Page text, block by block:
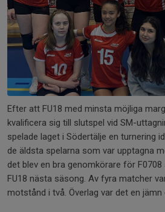
Efter att FU18 med minsta möjliga
kvalificera sig till slutspel vid SM-
spelade laget i Södertälje en turnering
de äldsta spelarna som var upptagna
det blev en bra genomkörare för
FU18 nästa säsong. Av fyra matcher
motstånd i två. Överlag var det en